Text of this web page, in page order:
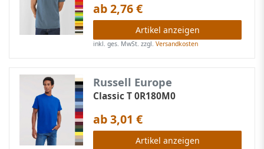
ab 2,76 €
Artikel anzeigen
inkl. ges. MwSt. zzgl.Versandkosten
Russell Europe
Classic T 0R180M0
ab 3,01 €
Artikel anzeigen